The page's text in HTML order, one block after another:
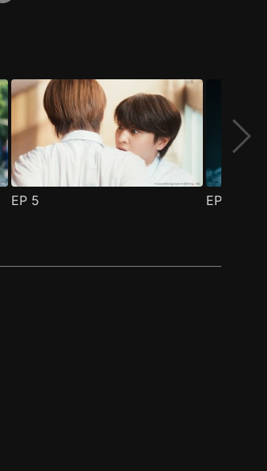
EP 5 EP